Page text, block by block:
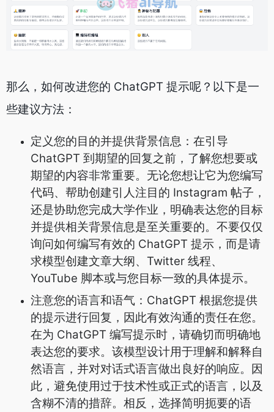
那么，如何改进您的 ChatGPT 提示呢？以下是一
些建议方法：
定义您的目的并提供背景信息：在引导
ChatGPT 到期望的回复之前，了解您想要或
期望的内容非常重要。无论您想让它为您编写
代码、帮助创建引人注目的 Instagram 帖子，
还是协助您完成大学作业，明确表达您的目标
并提供相关背景信息是至关重要的。不要仅仅
询问如何编写有效的 ChatGPT 提示，而是请
求模型创建文章大纲、Twitter 线程、
YouTube 脚本或与您目标一致的具体提示。
注意您的语言和语气：ChatGPT 根据您提供
的提示进行回复，因此有效沟通的责任在您。
在为 ChatGPT 编写提示时，请确切而明确地
表达您的要求。该模型设计用于理解和解释自
然语言，并对对话式语言做出良好的响应。因
此，避免使用过于技术性或正式的语言，以及
含糊不清的措辞。相反，选择简明扼要的语